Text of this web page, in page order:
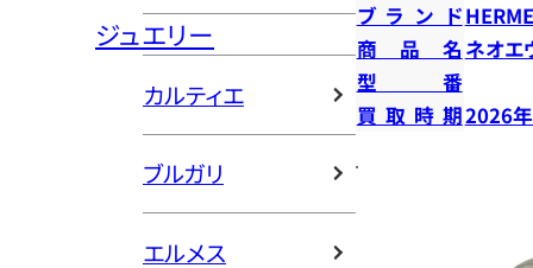
ジュエリー
カルティエ
ブルガリ
エルメス
ブランド
商品名 ネオエ
型番
買取時期2026